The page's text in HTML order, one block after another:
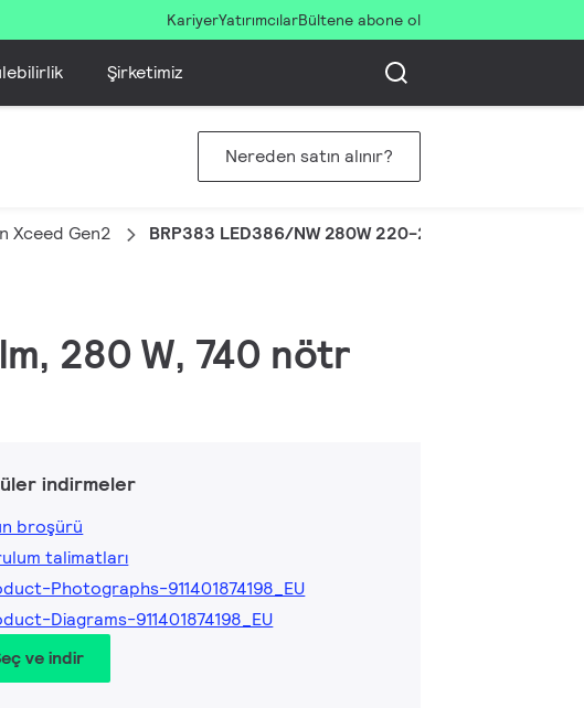
KariyerYatırımcılarBültene abone ol
Şirketimiz
Nereden satın alınır?
Xceed Gen2 BRP383 LED386/NW 280W 220-240V DM PSR
280 W, 740 nötr
indirmeler
broşürü
talimatları
Photographs-911401874198_EU
Diagrams-911401874198_EU
ve indir